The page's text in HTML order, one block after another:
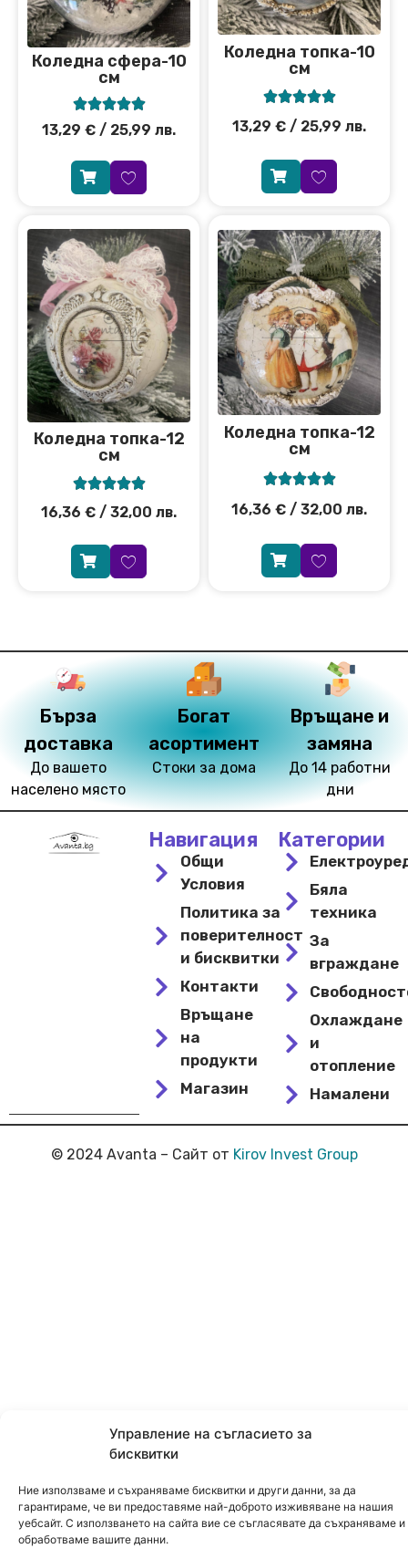
Управление на съгласието за
бисквитки
Ние използваме и съхраняваме бисквитки и други данни, за да
гарантираме, че ви предоставяме най-доброто изживяване на нашия
уебсайт. С използването на сайта вие се съгласявате да съхраняваме и
обработваме вашите данни.
Коледна сфера-10
см

13,29 € / 25,99 лв.
Коледна топка-10
см

13,29 € / 25,99 лв.
Коледна топка-12
см

16,36 € / 32,00 лв.
Коледна топка-12
см

16,36 € / 32,00 лв.
Бърза
доставка
До вашето
населено място
Богат
асортимент
Стоки за дома
Връщане и
замяна
До 14 работни
дни
Навигация
Общи
Условия
Политика за
поверителност
и бисквитки
Контакти
Връщане
на
продукти
Магазин
Категории
Бяла
техника
За
вграждане
Охлаждане
и
отопление
Намалени
© 2024 Avanta – Сайт от Kirov Invest Group